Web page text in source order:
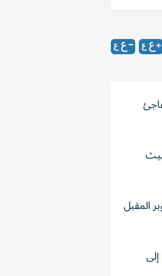
المقبل
إلى